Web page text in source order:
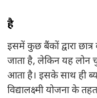
है
इसमें कुछ बैंकों द्वारा
जाता है, लेकिन यह लोन
आता है। इसके साथ ही
विद्यालक्ष्मी योजना के